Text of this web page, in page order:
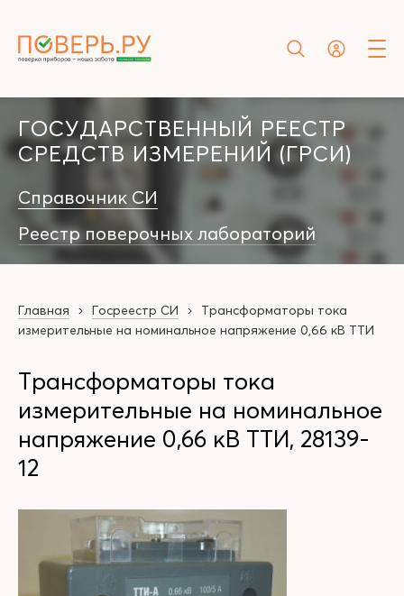
ГОСУДАРСТВЕННЫЙ РЕЕСТР
СРЕДСТВ ИЗМЕРЕНИЙ (ГРСИ)
Справочник СИ
Реестр поверочных лабораторий
Главная Госреестр СИ
Трансформаторы тока
измерительные на номинальное напряжение 0,66 кВ ТТИ
Трансформаторы тока
измерительные на номинальное
напряжение 0,66 кВ ТТИ, 28139-
12